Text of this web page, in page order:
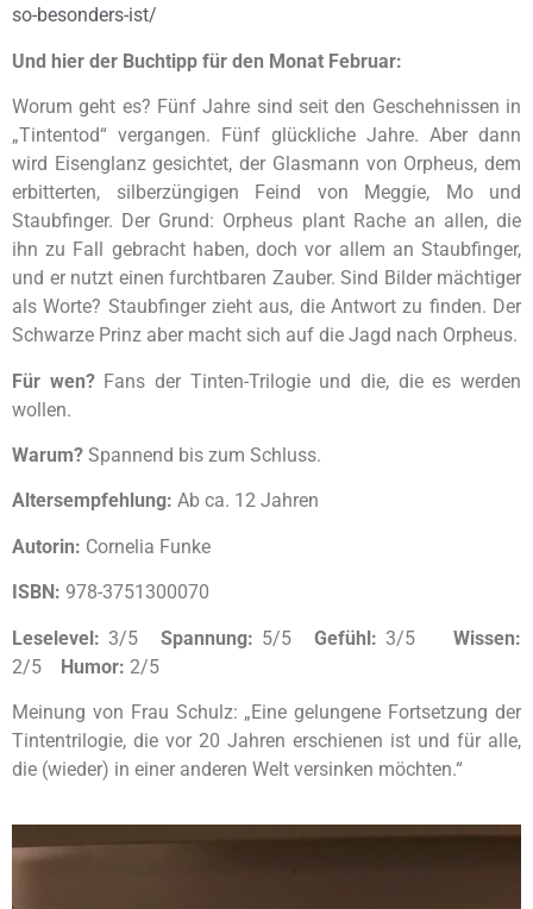
so-besonders-ist/
Und hier der Buchtipp für den Monat Februar:
Worum geht es? Fünf Jahre sind seit den Geschehnissen in
„Tintentod“ vergangen. Fünf glückliche Jahre. Aber dann
wird Eisenglanz gesichtet, der Glasmann von Orpheus, dem
erbitterten, silberzüngigen Feind von Meggie, Mo und
Staubfinger. Der Grund: Orpheus plant Rache an allen, die
ihn zu Fall gebracht haben, doch vor allem an Staubfinger,
und er nutzt einen furchtbaren Zauber. Sind Bilder mächtiger
als Worte? Staubfinger zieht aus, die Antwort zu finden. Der
Schwarze Prinz aber macht sich auf die Jagd nach Orpheus.
Für wen?Fans der Tinten-Trilogie und die, die es werden
wollen.
Warum? Spannend bis zum Schluss.
Altersempfehlung: Ab ca. 12 Jahren
Autorin: Cornelia Funke
ISBN: 978-3751300070
Leselevel: 3/5 Spannung: 5/5 Gefühl: 3/5 Wissen:
2/5 Humor: 2/5
Meinung von Frau Schulz: „Eine gelungene Fortsetzung der
Tintentrilogie, die vor 20 Jahren erschienen ist und für alle,
die (wieder) in einer anderen Welt versinken möchten.“